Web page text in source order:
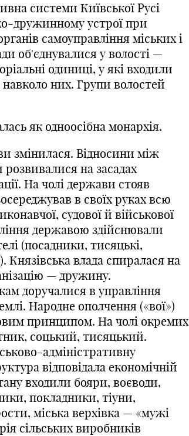
системи Київської Русі
дружинному устрої при
самоуправління міських і
об'єднувалися у волості —
одиниці, у які входили
навколо них. Групи волостей
як одноосібна монархія.
змінилася. Відносини між
на засадах
На чолі держави стояв
в своїх руках всю
судової й військової
державою здійснювали
(посадники, тисяцькі,
Князівська влада спиралася на
— дружину.
доручалися в управління
Народне ополчення («вої»)
принципом. На чолі окремих
соцький, тисяцький.
адміністративну
відповідала економічній
входили бояри, воєводи,
покладники, тіуни,
міська верхівка — «мужі
сільських виробників